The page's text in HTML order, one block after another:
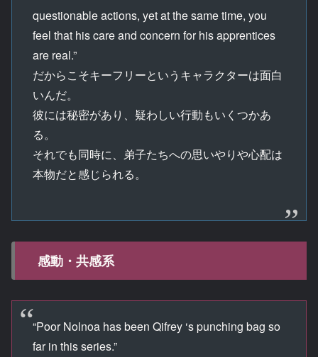
questionable actions, yet at the same time, you
feel that his care and concern for his apprentices
are real.”
だからこそキーフリーというキャラクターは面白
いんだ。
彼には秘密があり、疑わしい行動もいくつかあ
る。
それでも同時に、弟子たちへの思いやりや心配は
本物だと感じられる。
感動・共感系
“Poor Nolnoa has been Qifrey ‘s punching bag so
far in this series.”